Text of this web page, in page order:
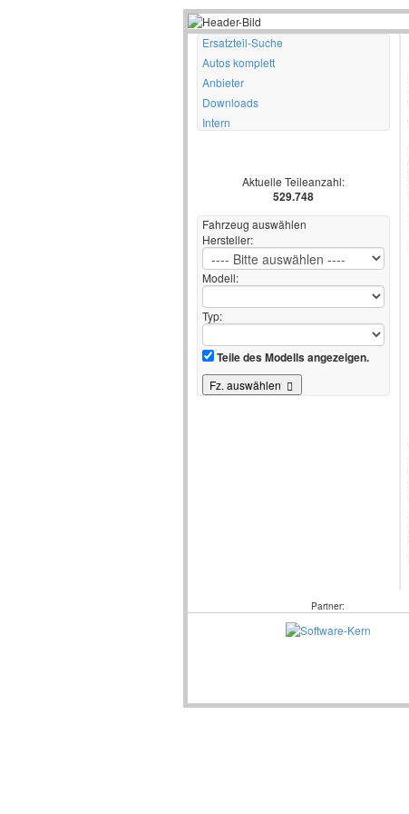
Ersatzteil-Suche
Autos komplett
Anbieter
Downloads
Intern
Aktuelle Teileanzahl:
529.748
Fahrzeug auswählen
Hersteller:
Modell:
Typ:
Teile des Modells angezeigen.
Fz. auswählen
Partner: